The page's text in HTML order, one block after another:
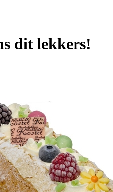
dit lekkers!